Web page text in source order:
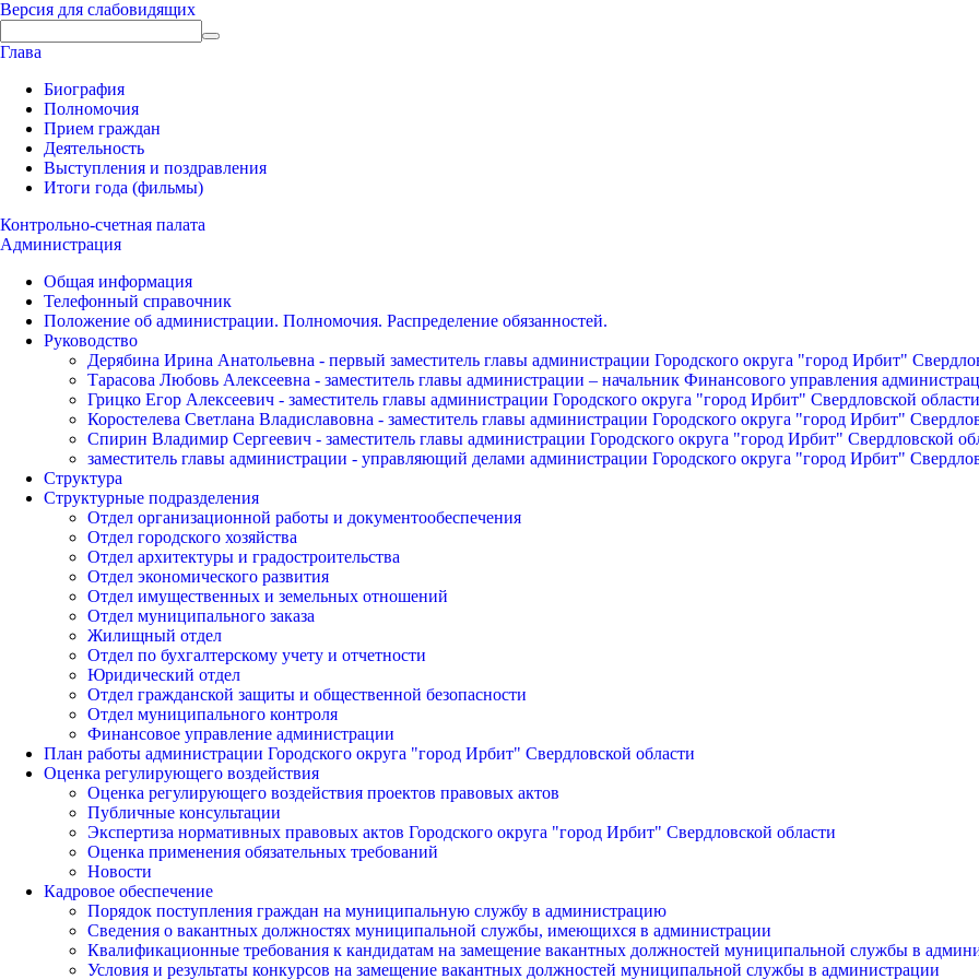
Версия для слабовидящих
Глава
Биография
Полномочия
Прием граждан
Деятельность
Выступления и поздравления
Итоги года (фильмы)
Контрольно-счетная палата
Администрация
Общая информация
Телефонный справочник
Положение об администрации. Полномочия. Распределение обязанностей.
Руководство
Дерябина Ирина Анатольевна - первый заместитель главы администрации Городского округа "город Ирбит"
Тарасова Любовь Алексеевна - заместитель главы администрации – начальник Финансового управления
Грицко Егор Алексеевич - заместитель главы администрации Городского округа "город Ирбит" Свердловской области
Коростелева Светлана Владиславовна - заместитель главы администрации Городского округа "город Ирбит"
Спирин Владимир Сергеевич - заместитель главы администрации Городского округа "город Ирбит" Свердловской
заместитель главы администрации - управляющий делами администрации Городского округа "город Ирбит"
Структура
Структурные подразделения
Отдел организационной работы и документообеспечения
Отдел городского хозяйства
Отдел архитектуры и градостроительства
Отдел экономического развития
Отдел имущественных и земельных отношений
Отдел муниципального заказа
Жилищный отдел
Отдел по бухгалтерскому учету и отчетности
Юридический отдел
Отдел гражданской защиты и общественной безопасности
Отдел муниципального контроля
Финансовое управление администрации
План работы администрации Городского округа "город Ирбит" Свердловской области
Оценка регулирующего воздействия
Оценка регулирующего воздействия проектов правовых актов
Публичные консультации
Экспертиза нормативных правовых актов Городского округа "город Ирбит" Свердловской области
Оценка применения обязательных требований
Новости
Кадровое обеспечение
Порядок поступления граждан на муниципальную службу в администрацию
Сведения о вакантных должностях муниципальной службы, имеющихся в администрации
Квалификационные требования к кандидатам на замещение вакантных должностей муниципальной службы в
Условия и результаты конкурсов на замещение вакантных должностей муниципальной службы в администрации